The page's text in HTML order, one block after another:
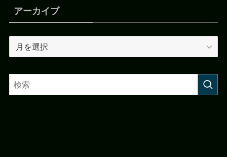
アーカイブ
ー
イ